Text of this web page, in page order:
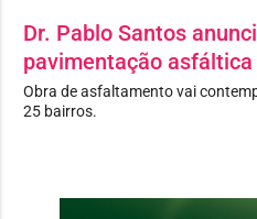
Dr. Pablo Santos
pavimentação
Obra de asfaltamento vai
25 bairros.